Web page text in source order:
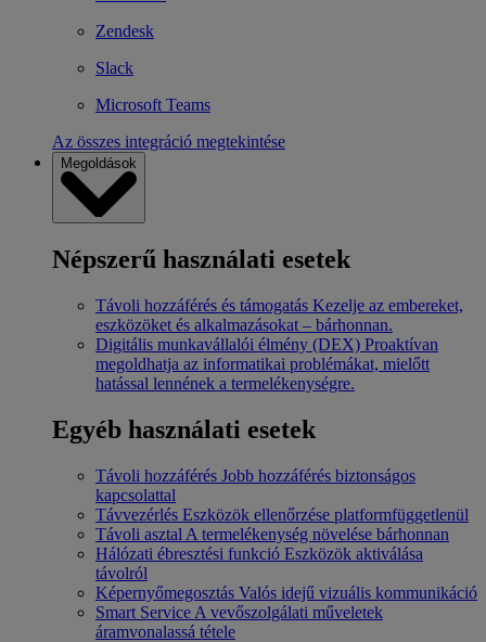
Zendesk
Slack
Microsoft Teams
Az összes integráció megtekintése
Megoldások
Népszerű használati esetek
Távoli hozzáférés és támogatás Kezelje az embereket,
eszközöket és alkalmazásokat – bárhonnan.
Digitális munkavállalói élmény (DEX) Proaktívan
megoldhatja az informatikai problémákat, mielőtt
hatással lennének a termelékenységre.
Egyéb használati esetek
Távoli hozzáférés Jobb hozzáférés biztonságos
kapcsolattal
Távvezérlés Eszközök ellenőrzése platformfüggetlenül
Távoli asztal A termelékenység növelése bárhonnan
Hálózati ébresztési funkció Eszközök aktiválása
távolról
Képernyőmegosztás Valós idejű vizuális kommunikáció
Smart Service A vevőszolgálati műveletek
áramvonalassá tétele